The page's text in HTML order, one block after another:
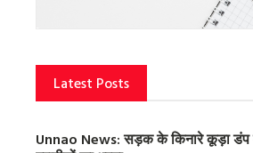
Latest Posts
Unnao News: सड़क के किनारे कूड़ा डंप